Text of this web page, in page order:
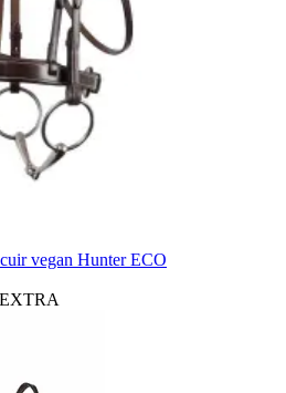
vegan Hunter ECO
EXTRA